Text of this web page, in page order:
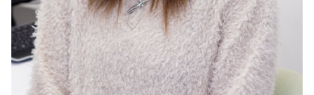
高卒資格 Foreign
ヒューマンアカデミーの実力